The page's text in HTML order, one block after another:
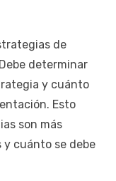
de
determinar
y cuánto
Esto
son más
y cuánto se debe